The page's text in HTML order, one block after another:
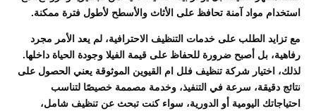
استخدام مواد آمنة تحافظ على الأثاث والأسطح لأطول فترة ممكنة.
مع تزايد الطلب على خدمات التنظيف الاحترافية، لم يعد الأمر مجرد
رفاهية، بل أصبح ضرورة للحفاظ على قيمة الفيلا وجودة الحياة داخلها.
لذلك، اختيار شركة تنظيف فلل ام القيوين الموثوقة يعني الحصول على
نتائج دقيقة، سرعة في التنفيذ، وخدمة مصممة خصيصًا لتناسب
احتياجاتك اليومية أو الدورية، سواء كنت تبحث عن تنظيف شامل،